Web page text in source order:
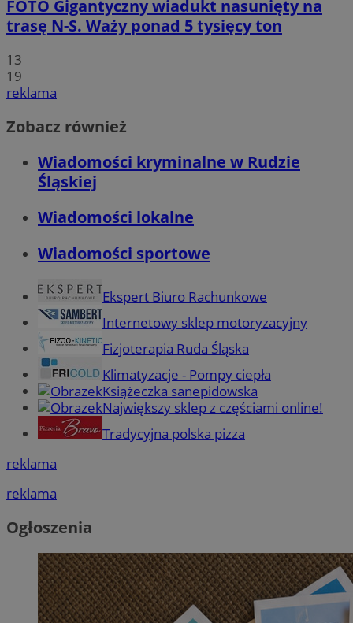
FOTO Gigantyczny wiadukt nasunięty na
trasę N-S. Waży ponad 5 tysięcy ton
13
19
reklama
Zobacz również
Wiadomości kryminalne w Rudzie
Śląskiej
Wiadomości lokalne
Wiadomości sportowe
Ekspert Biuro Rachunkowe
Internetowy sklep motoryzacyjny
Fizjoterapia Ruda Śląska
Klimatyzacje - Pompy ciepła
Książeczka sanepidowska
Największy sklep z częściami online!
Tradycyjna polska pizza
reklama
reklama
Ogłoszenia